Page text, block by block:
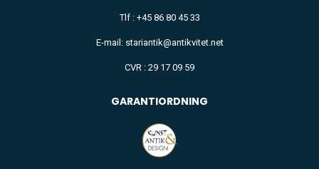
Tlf : +45 86 80 45 33
E-mail: stariantik@antikvitet.net
CVR : 29 17 09 59
GARANTIORDNING